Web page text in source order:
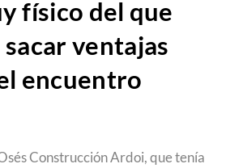
físico del que
ventajas
encuentro
Construcción Ardoi, que tenía